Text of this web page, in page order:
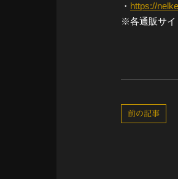
・ https://
※各通販サイ
前の記事